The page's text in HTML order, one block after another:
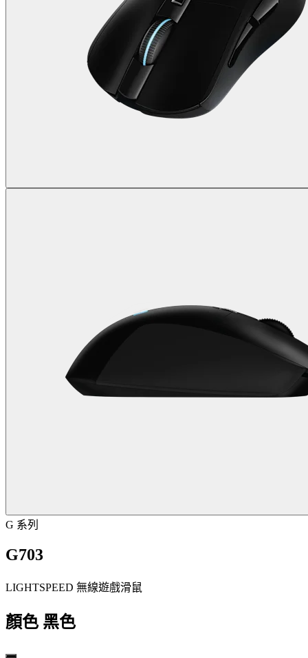
G 系列
G703
LIGHTSPEED 無線遊戲滑鼠
顏色 黑色